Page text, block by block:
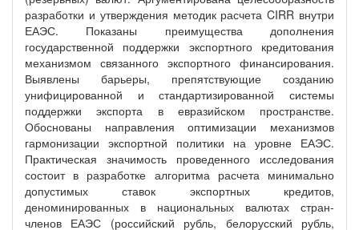
разработки и утверждения методик расчета CIRR внутри
ЕАЭС. Показаны преимущества дополнения
государственной поддержки экспортного кредитования
механизмом связанного экспортного финансирования.
Выявлены барьеры, препятствующие созданию
унифицированной и стандартизированной системы
поддержки экспорта в евразийском пространстве.
Обоснованы направления оптимизации механизмов
гармонизации экспортной политики на уровне ЕАЭС.
Практическая значимость проведенного исследования
состоит в разработке алгоритма расчета минимально
допустимых ставок экспортных кредитов,
деноминированных в национальных валютах стран-
членов ЕАЭС (российский рубль, белорусский рубль,